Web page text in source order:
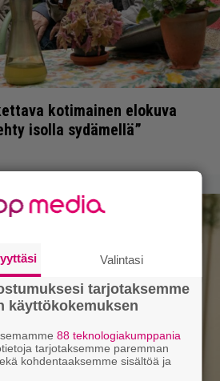
kotimainen elokuva
isolla sydämellä”
Valintasi
tarjotaksemme
käyttökokemuksen
88 teknologiakumppania
tarjotaksemme paremman
kohdentaaksemme sisältöä ja